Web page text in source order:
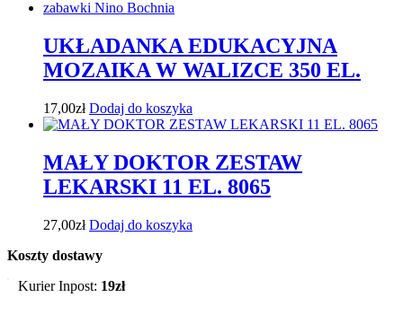
UKŁADANKA EDUKACYJNA
MOZAIKA W WALIZCE 350 EL.
17,00zł Dodaj do koszyka
MAŁY DOKTOR ZESTAW
LEKARSKI 11 EL. 8065
27,00zł Dodaj do koszyka
Koszty dostawy
Kurier Inpost: 19zł